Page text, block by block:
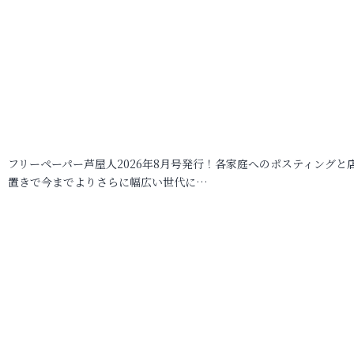
フリーペーパー芦屋人2026年8月号発行！各家庭へのポスティングと
置きで今までよりさらに幅広い世代に…